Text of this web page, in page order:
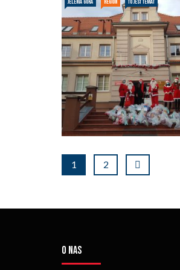
JELENIA GÓRA REGION TO JEST TEMAT
1 2
O NAS